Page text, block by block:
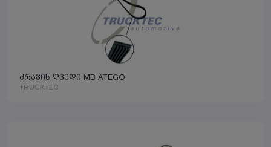
ძრავის ღვედი MB ATEGO
TRUCKTEC